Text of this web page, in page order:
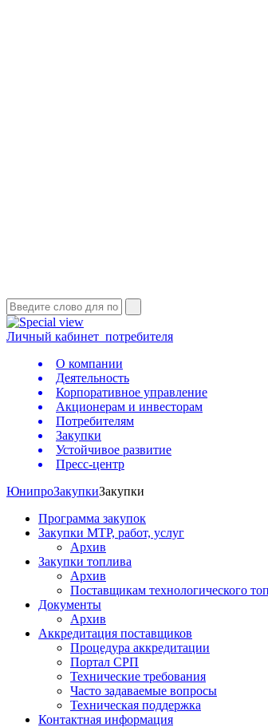
Личный кабинет потребителя
О компании
Деятельность
Корпоративное управление
Акционерам и инвесторам
Потребителям
Закупки
Устойчивое развитие
Пресс-центр
ЮнипроЗакупкиЗакупки
Программа закупок
Закупки МТР, работ, услуг
Архив
Закупки топлива
Архив
Поставщикам технологического
Документы
Архив
Аккредитация поставщиков
Процедура аккредитации
Портал СРП
Технические требования
Часто задаваемые вопросы
Техническая поддержка
Контактная информация